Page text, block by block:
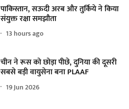
पाकिस्तान, सऊदी अरब और तुर्किये ने किया
संयुक्त रक्षा समझौता
13 hours ago
चीन ने रूस को छोड़ा पीछे, दुनिया की दूसरी
सबसे बड़ी वायुसेना बना PLAAF
19 Jun 2026